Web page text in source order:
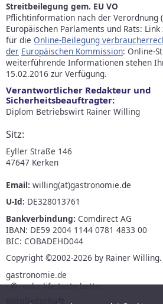
Streitbeilegung gem. EU VO
Pflichtinformation nach der Verordnung
Europäischen Parlaments und Rats:
für die Online-Beilegung
der Europäischen Kommission: Online-
weiterführende Informationen stehen
15.02.2016 zur Verfügung.
Verantwortlicher Redakteur und
Sicherheitsbeauftragter:
Diplom Betriebswirt Rainer Willing
Sitz:
Eyller Straße 146
47647 Kerken
Email: willing(at)gastronomie.de
U-Id: DE328013761
Bankverbindung: Comdirect AG
IBAN: DE59 2004 1144 0781 4833 00
BIC: COBADEHD044
Copyright ©2002-2026 by Rainer
gastronomie.de
- © make life taste better -
Mitgliedschaft